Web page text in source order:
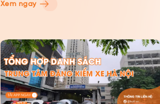
Xem ngay